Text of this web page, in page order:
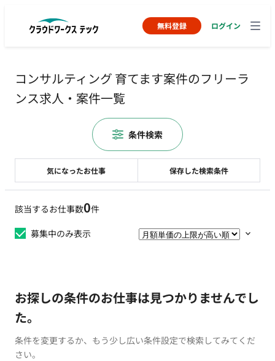
無料登録 ログイン
コンサルティング 育てます案件のフリーラ
ンス求人・案件一覧
該当するお仕事数0件
募集中のみ表示
お探しの条件のお仕事は見つかりませんでし
た。
条件を変更するか、もう少し広い条件設定で検索してみてくだ
さい。
気になったお仕事 保存した検索条件
条件検索